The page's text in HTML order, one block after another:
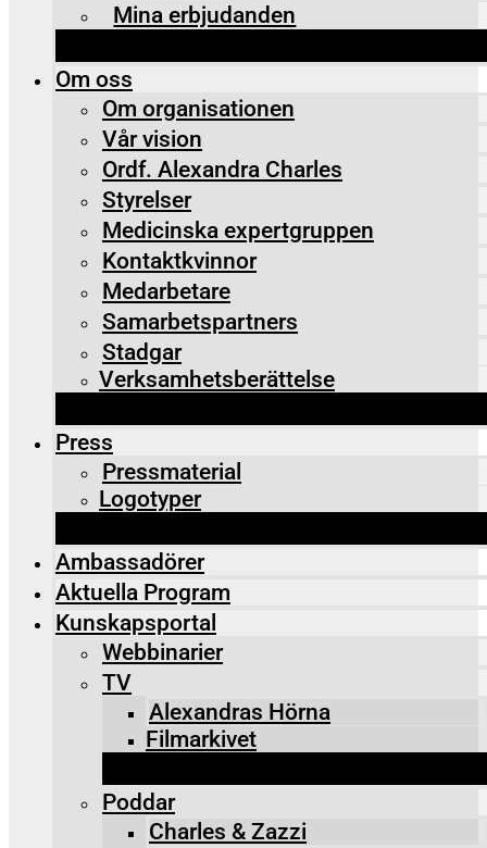
Mina erbjudanden
Om oss
Om organisationen
Vår vision
Ordf. Alexandra Charles
Styrelser
Medicinska expertgruppen
Kontaktkvinnor
Medarbetare
Samarbetspartners
Stadgar
Verksamhetsberättelse
Press
Pressmaterial
Logotyper
Ambassadörer
Aktuella Program
Kunskapsportal
Webbinarier
TV
Alexandras Hörna
Filmarkivet
Poddar
Charles & Zazzi